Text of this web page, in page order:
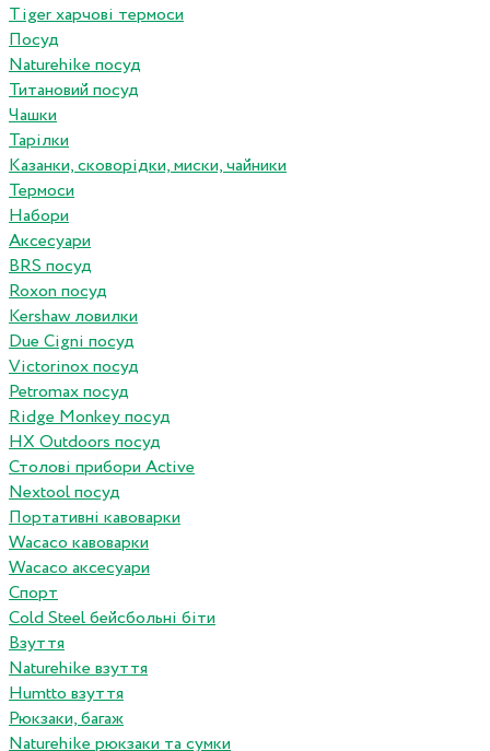
Tiger харчові термоси
Посуд
Naturehike посуд
Титановий посуд
Чашки
Тарілки
Казанки, сковорідки, миски, чайники
Термоси
Набори
Аксесуари
BRS посуд
Roxon посуд
Kershaw ловилки
Due Cigni посуд
Victorinox посуд
Petromax посуд
Ridge Monkey посуд
HX Outdoors посуд
Столові прибори Active
Nextool посуд
Портативні кавоварки
Wacaco кавоварки
Wacaco аксесуари
Спорт
Cold Steel бейсбольні біти
Взуття
Naturehike взуття
Humtto взуття
Рюкзаки, багаж
Naturehike рюкзаки та сумки